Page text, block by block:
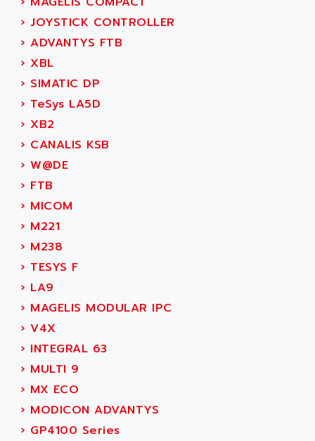
PB15
C200
SMC200 / 500
PLC-5
SYSMAC
SERVO MOTOR
BPH
MASAP
BSM SERIE
SIMODRIVE 210
SIMODRIVE 650
SIMOREG
SINUMERIK 800
SINUMERIK 810
PREMIUM
PREVENTA
TWIDO
ACER
ACERIME
ACI ALPHANUMERIQUE
ACINDUCTO
ACKSYS
ACOBAL
ACOMEL
ACOPIAN
ACOPOS
ACQUIDUC
ACROMAG
ACS MOTION CONTROL
ACT KERN
ACTIA
ACTIOMTECH
ACTION PAK
ACTIVA MULLER
ACTIVE HUB
› JOYSTICK CONTROLLER
› ADVANTYS FTB
› XBL
› SIMATIC DP
› TeSys LA5D
› XB2
› CANALIS KSB
› W@DE
› FTB
› MICOM
› M221
› M238
› TESYS F
› LA9
› MAGELIS MODULAR IPC
› V4X
› INTEGRAL 63
› MULTI 9
› MX ECO
› MODICON ADVANTYS
› GP4100 Series